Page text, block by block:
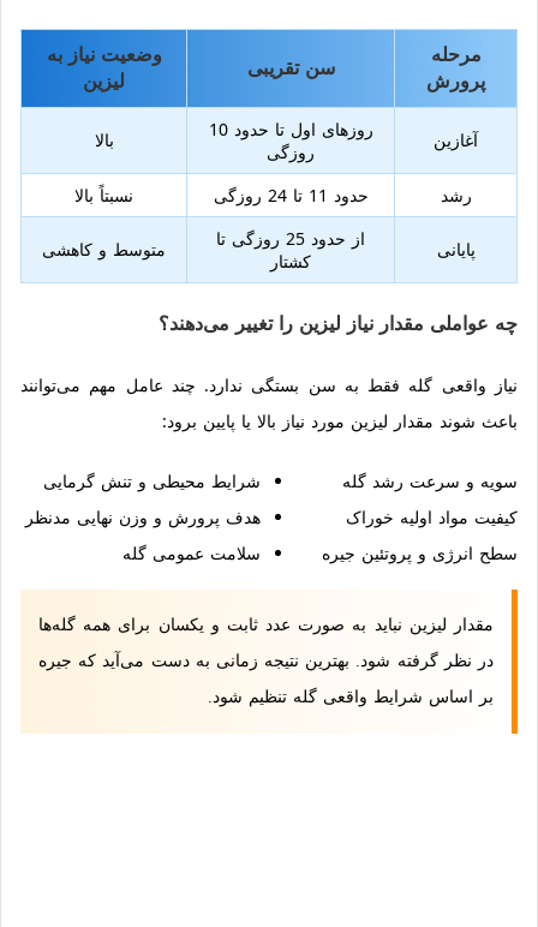
مرحله
پرورش
سن تقریبی
وضعیت نیاز به
لیزین
آغازین
روزهای اول تا حدود 10
روزگی
بالا
رشد حدود 11 تا 24 روزگی نسبتاً بالا
پایانی
از حدود 25 روزگی تا
کشتار
متوسط و کاهشی
چه عواملی مقدار نیاز لیزین را تغییر می‌دهند؟
نیاز واقعی گله فقط به سن بستگی ندارد. چند عامل مهم می‌توانند
باعث شوند مقدار لیزین مورد نیاز بالا یا پایین برود:
سویه و سرعت رشد گله
کیفیت مواد اولیه خوراک
سطح انرژی و پروتئین جیره
شرایط محیطی و تنش گرمایی
هدف پرورش و وزن نهایی مدنظر
سلامت عمومی گله
مقدار لیزین نباید به صورت عدد ثابت و یکسان برای همه گله‌ها
در نظر گرفته شود. بهترین نتیجه زمانی به دست می‌آید که جیره
بر اساس شرایط واقعی گله تنظیم شود.